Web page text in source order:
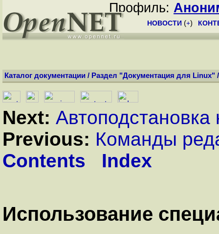
Профиль:
НОВОСТИ (+)
Каталог документации / Раздел "Документация для Linux"
Next: Автоподстановка
Previous: Команды
Contents
Index
Использование